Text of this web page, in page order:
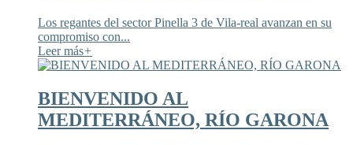
Los regantes del sector Pinella 3 de Vila-real avanzan en su
compromiso con...
Leer más+
BIENVENIDO AL
MEDITERRÁNEO, RÍO GARONA